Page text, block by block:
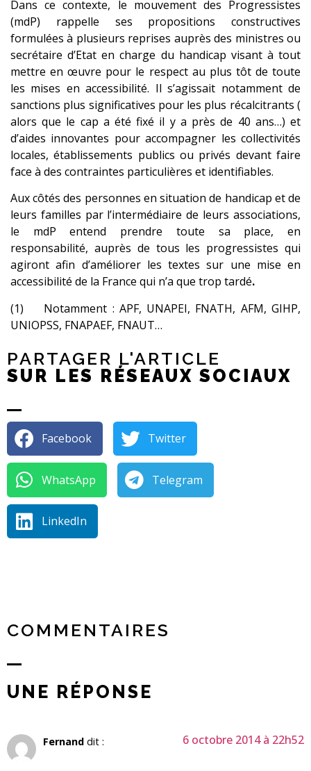
Dans ce contexte, le mouvement des Progressistes
(mdP) rappelle ses propositions constructives
formulées à plusieurs reprises auprès des ministres ou
secrétaire d’Etat en charge du handicap visant à tout
mettre en œuvre pour le respect au plus tôt de toute
les mises en accessibilité. Il s’agissait notamment de
sanctions plus significatives pour les plus récalcitrants (
alors que le cap a été fixé il y a près de 40 ans…) et
d’aides innovantes pour accompagner les collectivités
locales, établissements publics ou privés devant faire
face à des contraintes particulières et identifiables.
Aux côtés des personnes en situation de handicap et de
leurs familles par l’intermédiaire de leurs associations,
le mdP entend prendre toute sa place, en
responsabilité, auprès de tous les progressistes qui
agiront afin d’améliorer les textes sur une mise en
accessibilité de la France qui n’a que trop tardé.
(1) Notamment : APF, UNAPEI, FNATH, AFM, GIHP,
UNIOPSS, FNAPAEF, FNAUT…
PARTAGER L'ARTICLE
SUR LES RÉSEAUX SOCIAUX
Facebook Twitter
WhatsApp Telegram
LinkedIn
COMMENTAIRES
UNE RÉPONSE
Fernand dit : 6 octobre 2014 à 22h52